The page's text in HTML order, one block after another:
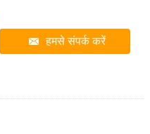
हमसे संपर्क करें